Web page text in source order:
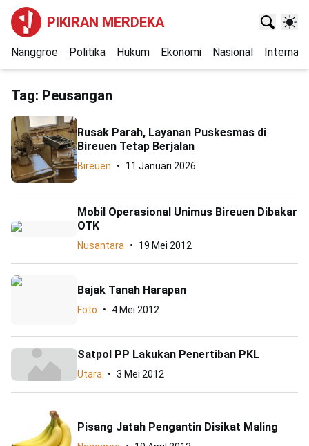
PIKIRAN MERDEKA
Nanggroe Politika Hukum Ekonomi Nasional
Tag: Peusangan
Rusak Parah, Layanan Puskesmas di
Bireuen Tetap Berjalan
Bireuen 11 Januari 2026
Mobil Operasional Unimus Bireuen Dibakar
OTK
Nusantara 19 Mei 2012
Bajak Tanah Harapan
Foto 4 Mei 2012
Satpol PP Lakukan Penertiban PKL
Utara 3 Mei 2012
Pisang Jatah Pengantin Disikat Maling